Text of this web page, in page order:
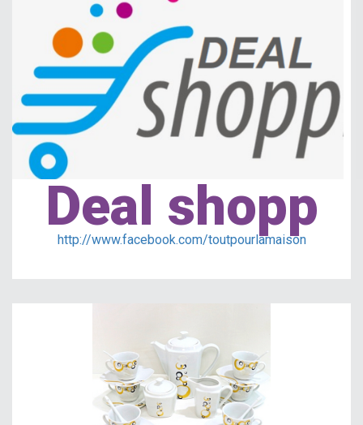
Deal shopp
http://www.facebook.com/toutpourlamaison